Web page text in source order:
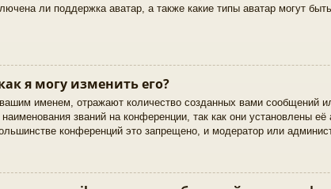
ли поддержка аватар, а также какие типы аватар могут
я могу изменить его?
именем, отражают количество созданных вами сообщений
званий на конференции, так как они установлены
конференций это запрещено, и модератор или